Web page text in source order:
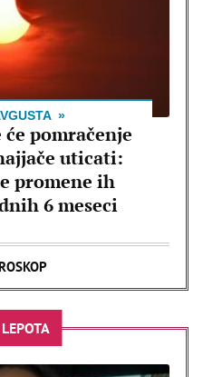
pomračenje
uticati:
promene ih
6 meseci